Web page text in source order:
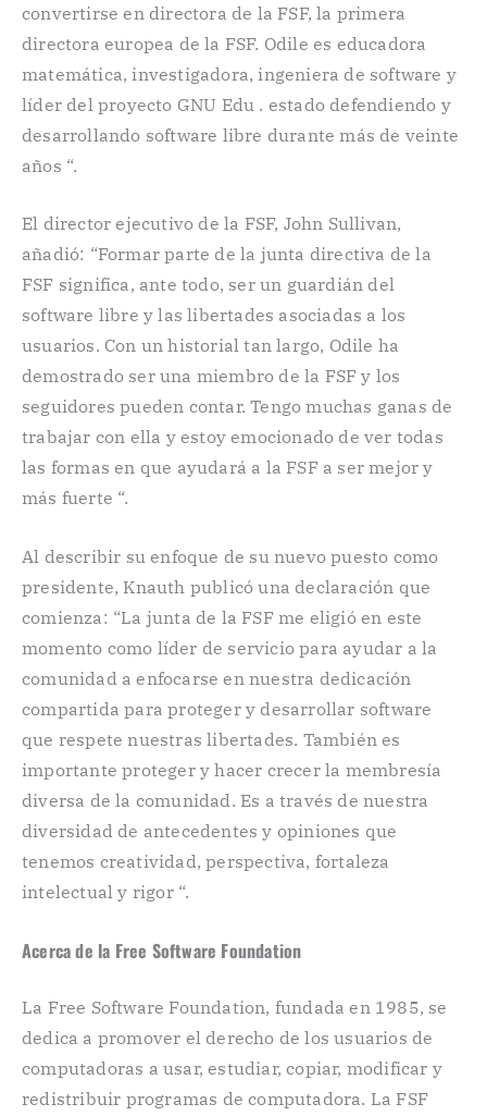
convertirse en directora de la FSF, la primera
directora europea de la FSF. Odile es educadora
matemática, investigadora, ingeniera de software y
líder del proyecto GNU Edu . estado defendiendo y
desarrollando software libre durante más de veinte
años “.
El director ejecutivo de la FSF, John Sullivan,
añadió: “Formar parte de la junta directiva de la
FSF significa, ante todo, ser un guardián del
software libre y las libertades asociadas a los
usuarios. Con un historial tan largo, Odile ha
demostrado ser una miembro de la FSF y los
seguidores pueden contar. Tengo muchas ganas de
trabajar con ella y estoy emocionado de ver todas
las formas en que ayudará a la FSF a ser mejor y
más fuerte “.
Al describir su enfoque de su nuevo puesto como
presidente, Knauth publicó una declaración que
comienza: “La junta de la FSF me eligió en este
momento como líder de servicio para ayudar a la
comunidad a enfocarse en nuestra dedicación
compartida para proteger y desarrollar software
que respete nuestras libertades. También es
importante proteger y hacer crecer la membresía
diversa de la comunidad. Es a través de nuestra
diversidad de antecedentes y opiniones que
tenemos creatividad, perspectiva, fortaleza
intelectual y rigor “.
Acerca de la Free Software Foundation
La Free Software Foundation, fundada en 1985, se
dedica a promover el derecho de los usuarios de
computadoras a usar, estudiar, copiar, modificar y
redistribuir programas de computadora. La FSF